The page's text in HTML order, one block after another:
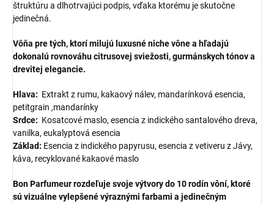
štruktúru a dlhotrvajúci podpis, vďaka ktorému je skutočne
jedinečná.
Vôňa pre tých, ktorí milujú luxusné niche vône a hľadajú
dokonalú rovnováhu citrusovej sviežosti, gurmánskych tónov a
drevitej elegancie.
Hlava: Extrakt z rumu, kakaový nálev, mandarínková esencia,
petitgrain ,mandarínky
Srdce: Kosatcové maslo, esencia z indického santalového dreva,
vanilka, eukalyptová esencia
Základ: Esencia z indického papyrusu, esencia z vetiveru z Jávy,
káva, recyklované kakaové maslo
Bon Parfumeur rozdeľuje svoje výtvory do 10 rodín vôní, ktoré
sú vizuálne vylepšené výraznými farbami a jedinečným